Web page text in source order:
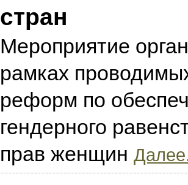
стран
Мероприятие
рамках
реформ по
гендерного
прав женщин